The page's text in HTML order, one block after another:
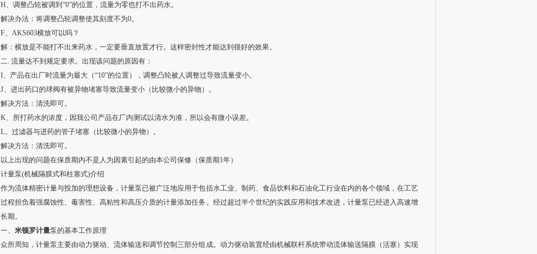
H、调整凸轮被调到“0”的位置，流量为零也打不出药水。
解决办法：将调整凸轮调整使其刻度不为0。
F、AKS603横放可以吗？
解：横放是不能打不出来药水，一定要垂直放置才行。这样密封性才能达到很好的效果。
二. 流量达不到规定要求。出现该问题的原因有：
I、产品在出厂时流量为最大（“10”的位置），调整凸轮被人调整过导致流量变小。
J、进出药口的球阀有被异物堵塞导致流量变小（比较微小的异物）。
解决方法：清洗即可。
K、所打药水的浓度，因我公司产品在厂内测试以清水为准，所以会有微小误差。
L、过滤器与进药的管子堵塞（比较微小的异物）。
解决方法：清洗即可。
以上出现的问题在保质期内不是人为因素引起的由本公司保修（保质期1年）
计量泵(机械隔膜式和柱塞式)介绍
作为流体精密计量与投加的理想设备，计量泵已被广泛地应用于包括水工业、制药、食品饮料和石油化工行业在内的各个领域，在工艺
过程担负着强腐蚀性、毒害性、高粘性和高压介质的计量添加任务。经过超过半个世纪的实践应用和技术改进，计量泵已经进入高速增
长期。
一、 米顿罗计量泵的基本工作原理
众所周知，计量泵主要由动力驱动、流体输送和调节控制三部分组成。动力驱动装置经由机械联杆系统带动流体输送隔膜（活塞）实现